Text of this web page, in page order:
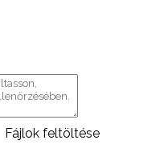
Fájlok feltöltése